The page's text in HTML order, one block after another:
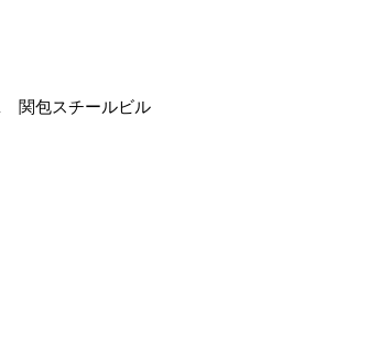
関包スチールビル